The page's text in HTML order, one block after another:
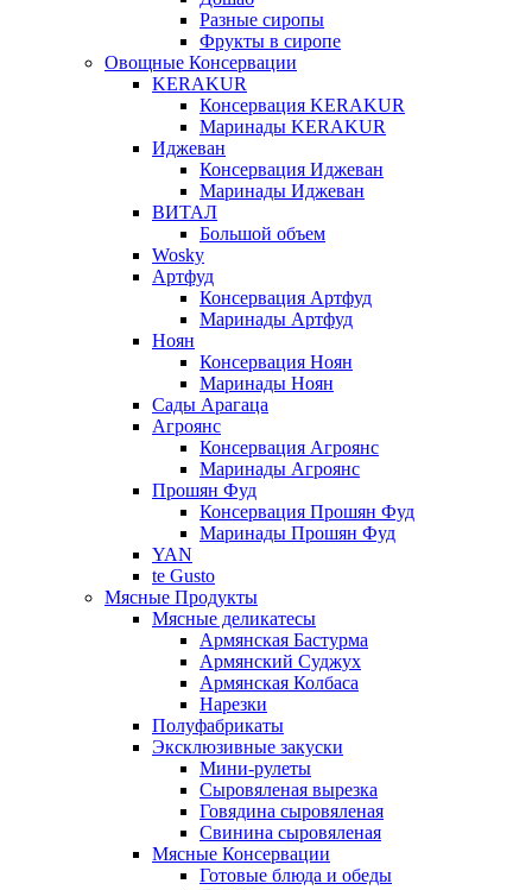
Разные сиропы
Фрукты в сиропе
Овощные Консервации
KERAKUR
Консервация KERAKUR
Маринады KERAKUR
Иджеван
Консервация Иджеван
Маринады Иджеван
ВИТАЛ
Большой объем
Wosky
Артфуд
Консервация Артфуд
Маринады Артфуд
Ноян
Консервация Ноян
Маринады Ноян
Сады Арагаца
Агроянс
Консервация Агроянс
Маринады Агроянс
Прошян Фуд
Консервация Прошян Фуд
Маринады Прошян Фуд
YAN
te Gusto
Мясные Продукты
Мясные деликатесы
Армянская Бастурма
Армянский Суджух
Армянская Колбаса
Нарезки
Полуфабрикаты
Эксклюзивные закуски
Мини-рулеты
Сыровяленая вырезка
Говядина сыровяленая
Свинина сыровяленая
Мясные Консервации
Готовые блюда и обеды